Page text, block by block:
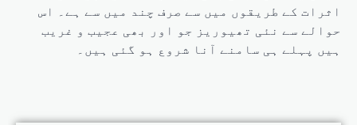
اثرات کے طریقوں میں سے صرف چند میں سے ہے۔ اس
حوالے سے نئی تھیوریز جو اور بھی عجیب و غریب
ہیں پہلے ہی سامنے آنا شروع ہو گئی ہیں۔